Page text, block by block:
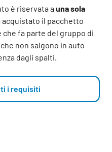
è riservata auna sola
acquistato il pacchetto
fa parte del gruppo di
non salgono in auto
dagli spalti.
i requisiti